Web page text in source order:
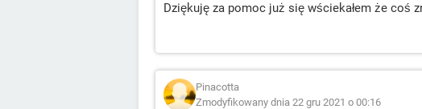
Dziękuję za pomoc już się wściekałem że coś
Pinacotta
Zmodyfikowany dnia 22 gru 2021 o 00:16